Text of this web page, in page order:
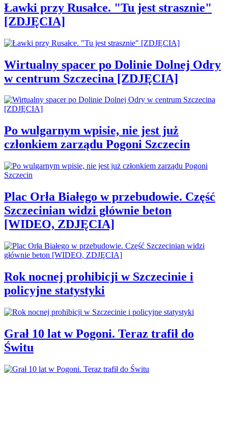
Ławki przy Rusałce. "Tu jest strasznie"
[ZDJĘCIA]
Wirtualny spacer po Dolinie Dolnej Odry
w centrum Szczecina [ZDJĘCIA]
Po wulgarnym wpisie, nie jest już
członkiem zarządu Pogoni Szczecin
Plac Orła Białego w przebudowie. Część
Szczecinian widzi głównie beton
[WIDEO, ZDJĘCIA]
Rok nocnej prohibicji w Szczecinie i
policyjne statystyki
Grał 10 lat w Pogoni. Teraz trafił do
Świtu